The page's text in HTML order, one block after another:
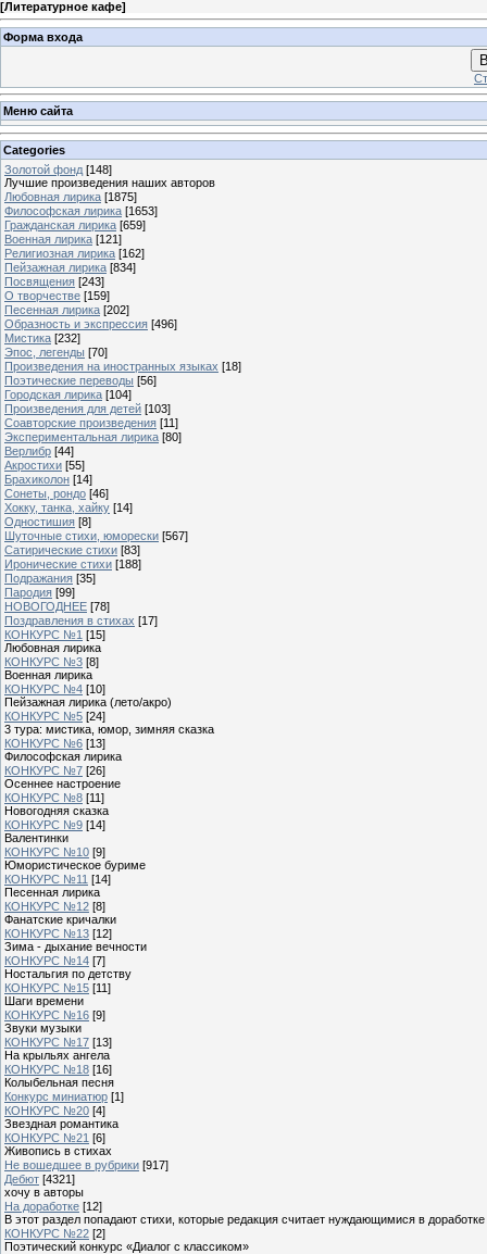
[Литературное кафе]
Форма входа
Меню сайта
Categories
Золотой фонд [148]
Лучшие произведения наших авторов
Любовная лирика [1875]
Философская лирика [1653]
Гражданская лирика [659]
Военная лирика [121]
Религиозная лирика [162]
Пейзажная лирика [834]
Посвящения [243]
О творчестве [159]
Песенная лирика [202]
Образность и экспрессия [496]
Мистика [232]
Эпос, легенды [70]
Произведения на иностранных языках [18]
Поэтические переводы [56]
Городская лирика [104]
Произведения для детей [103]
Соавторские произведения [11]
Экспериментальная лирика [80]
Верлибр [44]
Акростихи [55]
Брахиколон [14]
Сонеты, рондо [46]
Хокку, танка, хайку [14]
Одностишия [8]
Шуточные стихи, юморески [567]
Сатирические стихи [83]
Иронические стихи [188]
Подражания [35]
Пародия [99]
НОВОГОДНЕЕ [78]
Поздравления в стихах [17]
КОНКУРС №1 [15]
Любовная лирика
КОНКУРС №3 [8]
Военная лирика
КОНКУРС №4 [10]
Пейзажная лирика (лето/акро)
КОНКУРС №5 [24]
3 тура: мистика, юмор, зимняя сказка
КОНКУРС №6 [13]
Философская лирика
КОНКУРС №7 [26]
Осеннее настроение
КОНКУРС №8 [11]
Новогодняя сказка
КОНКУРС №9 [14]
Валентинки
КОНКУРС №10 [9]
Юмористическое буриме
КОНКУРС №11 [14]
Песенная лирика
КОНКУРС №12 [8]
Фанатские кричалки
КОНКУРС №13 [12]
Зима - дыхание вечности
КОНКУРС №14 [7]
Ностальгия по детству
КОНКУРС №15 [11]
Шаги времени
КОНКУРС №16 [9]
Звуки музыки
КОНКУРС №17 [13]
На крыльях ангела
КОНКУРС №18 [16]
Колыбельная песня
Конкурс миниатюр [1]
КОНКУРС №20 [4]
Звездная романтика
КОНКУРС №21 [6]
Живопись в стихах
Не вошедшее в рубрики [917]
Дебют [4321]
хочу в авторы
На доработке [12]
В этот раздел попадают стихи, которые редакция считает нуждающимися в доработке
КОНКУРС №22 [2]
Поэтический конкурс «Диалог с классиком»